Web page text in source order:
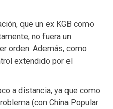
que un ex KGB como
no fuera un
orden. Además, como
extendido por el
a distancia, ya que como
(con China Popular